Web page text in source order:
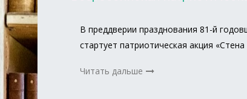
В преддверии празднования 81-й
стартует патриотическая акция
Читать дальше